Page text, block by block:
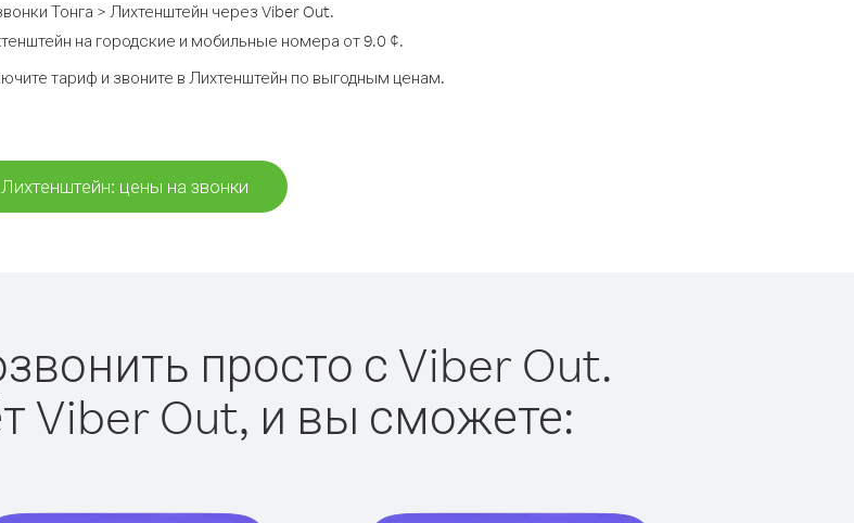
Тонга > Лихтенштейн через Viber Out.
на городские и мобильные номера от 9.0 ¢.
тариф и звоните в Лихтенштейн по выгодным ценам.
Лихтенштейн: цены на звонки
просто с Viber Out.
Viber Out, и вы сможете: